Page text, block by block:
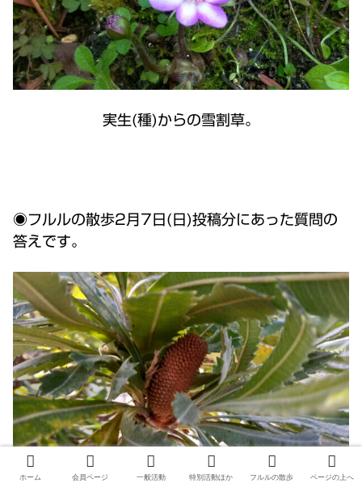
実生(種)からの雪割草。
◉フルルの散歩2月7日(日)投稿分にあった質問の
答えです。
ホーム 会員ページ 一般活動 特別活動ほか フルルの散歩 ページの上へ